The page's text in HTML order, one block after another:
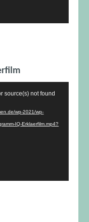
source(s) not found
wp-2021/wp-
IQ-Erklaerfilm.mp4?